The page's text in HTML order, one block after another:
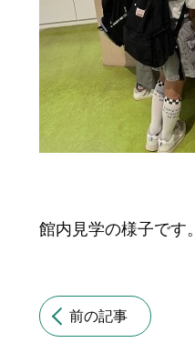
館内見学の様子です。
前の記事